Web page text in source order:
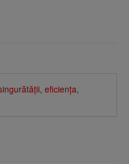
, eficienţa,